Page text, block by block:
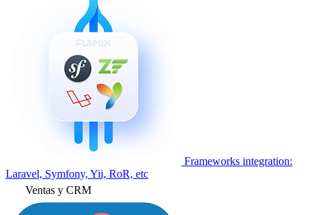
Frameworks integration:
Laravel, Symfony, Yii, RoR, etc
Ventas y CRM